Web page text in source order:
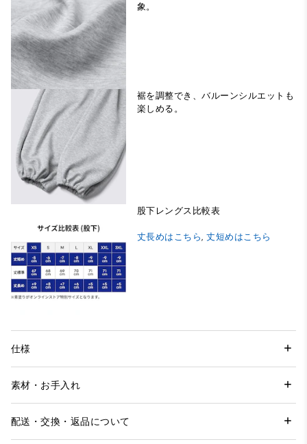
象。
裾を調整でき、バルーンシルエットも
楽しめる。
股下レングス比較表
丈長めはこちら,丈短めはこちら
仕様
素材・お手入れ
配送・交換・返品について